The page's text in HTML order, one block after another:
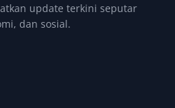
update terkini seputar
dan sosial.